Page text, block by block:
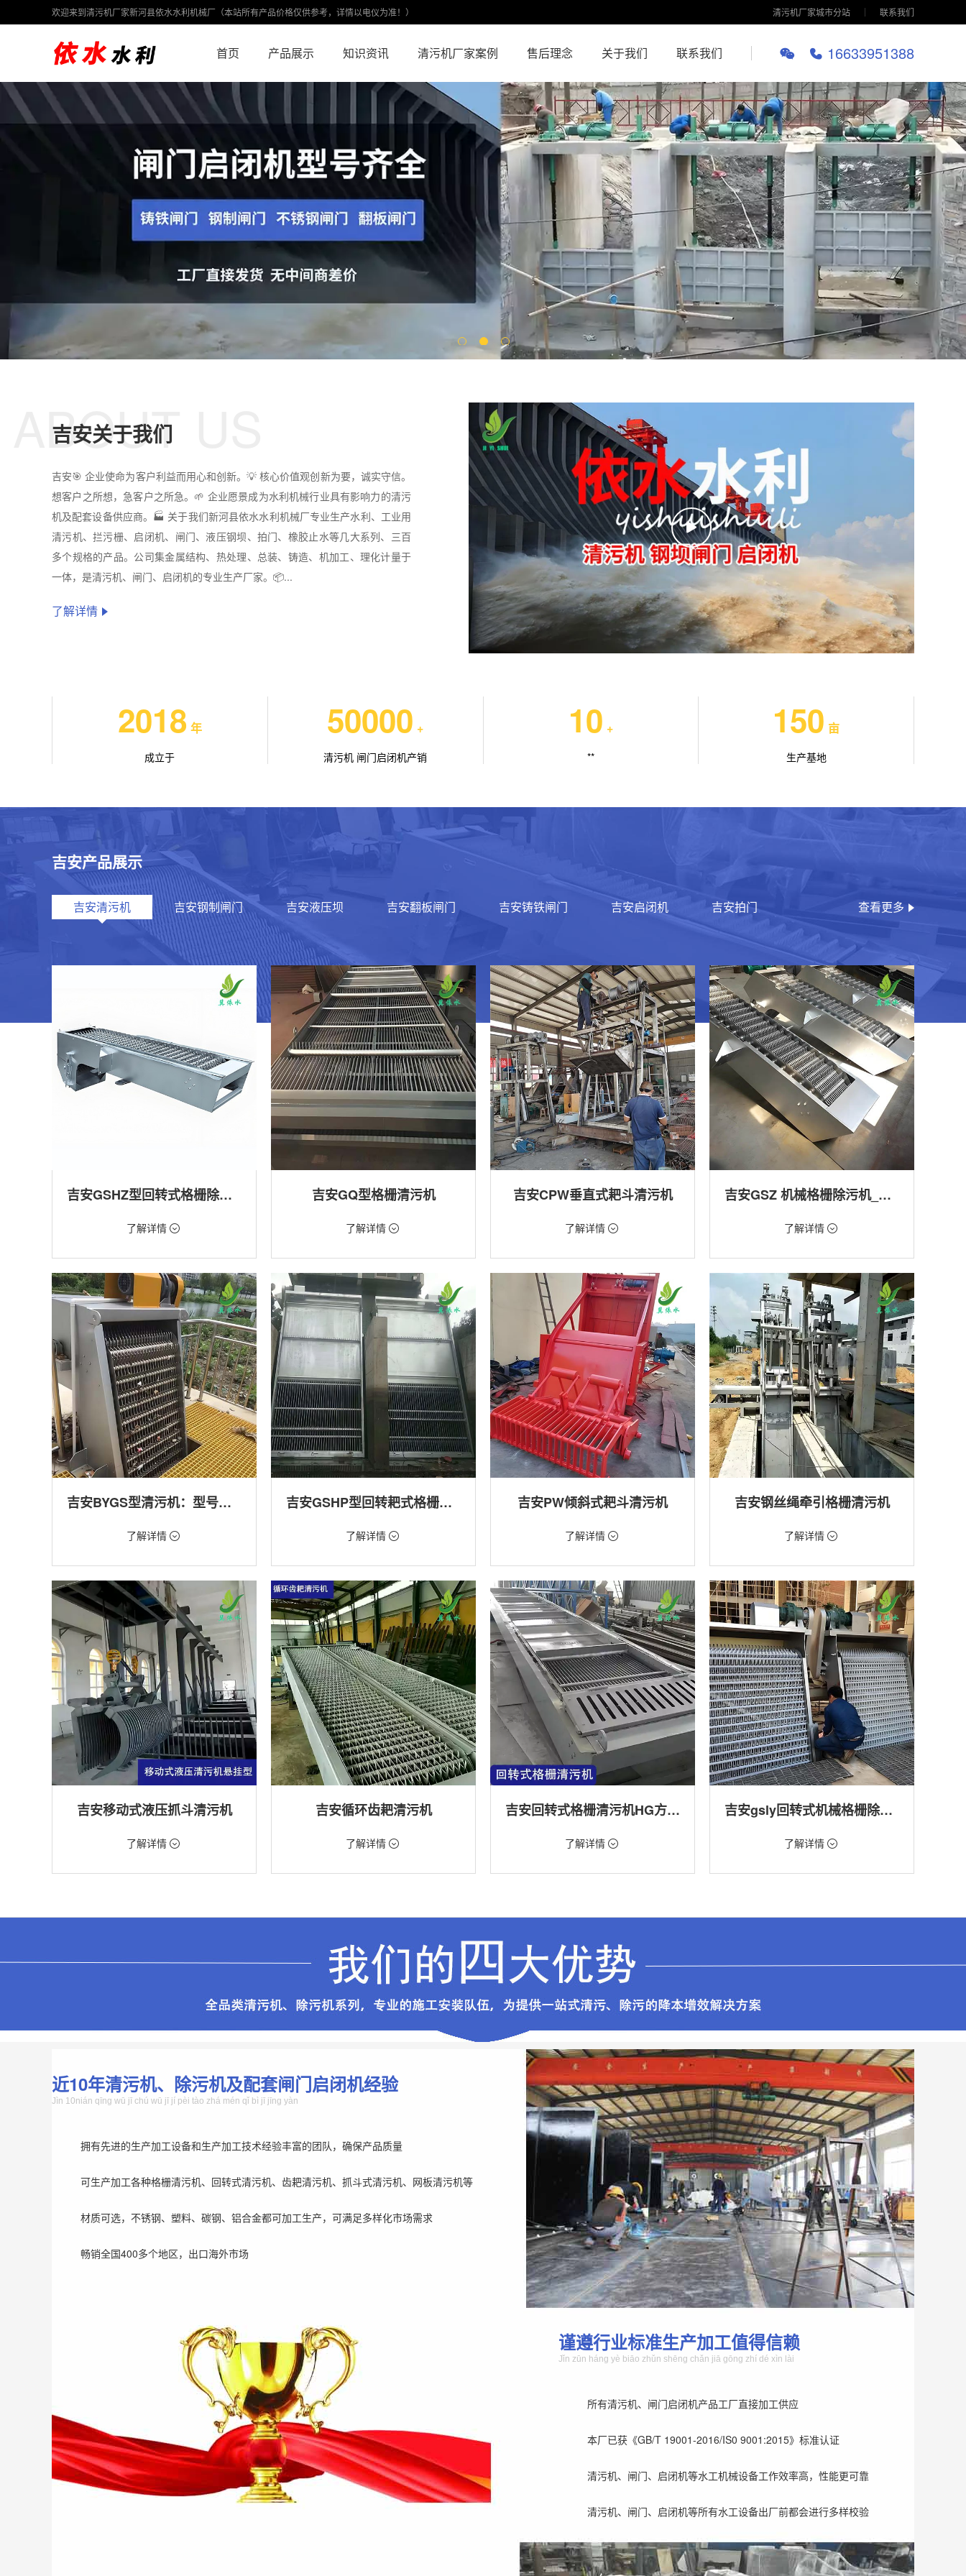
欢迎来到清污机厂家新河县依水水利机械厂（本站所有产品价格仅供参考，详情以电仪为准！） 清污机厂家城市分站 联系我们
16633951388
首页 产品展示 知识资讯 清污机厂家案例 售后理念 关于我们 联系我们
吉安关于我们
ABOUT US
吉安🎯 企业使命为客户利益而用心和创新。💡 核心价值观创新为要，诚实守信。
想客户之所想，急客户之所急。🌱 企业愿景成为水利机械行业具有影响力的清污
机及配套设备供应商。🏭 关于我们新河县依水水利机械厂专业生产水利、工业用
清污机、拦污栅、启闭机、闸门、液压钢坝、拍门、橡胶止水等几大系列、三百
多个规格的产品。公司集金属结构、热处理、总装、铸造、机加工、理化计量于
一体，是清污机、闸门、启闭机的专业生产厂家。📦...
了解详情
2018 年
成立于
50000 +
清污机 闸门启闭机产销
10 +
**
150 亩
生产基地
吉安产品展示
吉安清污机 吉安钢制闸门 吉安液压坝 吉安翻板闸门 吉安铸铁闸门 吉安启闭机 吉安拍门 查看更多
吉安GSHZ型回转式格栅除污机
价格：1.08万/台
机,回转式清污机
用途：泵站,污水处理,水电站,自来水厂,渠道,水
产养殖,化工,纺织,给排水工程
了解详情
吉安GQ型格栅清污机
价格：1899元/台
机
用途：泵站,污水处理,水电站,自来水厂,给排水
工程
了解详情
吉安CPW垂直式耙斗清污机
价格：5268元/台了解详情
吉安GSZ 机械格栅除污机_污水处理拦截设备_型号参数 | 工作原理 | 适用场景详解
价格：1800元/台
机
用途：泵站,污水处理,渠道,河道,化工,纺织,给
排水工程
了解详情
吉安BYGS型清污机：型号多样应用广泛
价格：1.23万/台
机
用途：泵站,污水处理,渠道,化工,纺织
了解详情
吉安GSHP型回转耙式格栅清污机
价格：1.18万/台
机,回转式清污机
用途：泵站,污水处理,水电站,自来水厂,渠道,河
道,防洪排涝
了解详情
吉安PW倾斜式耙斗清污机
价格：1.28万/台了解详情
吉安钢丝绳牵引格栅清污机
价格：2888元/台了解详情
吉安移动式液压抓斗清污机
价格：5698元/台
机
了解详情
吉安循环齿耙清污机
价格：1898元/台
机
了解详情
吉安回转式格栅清污机HG方型-连续式自动清污优选设备
价格：9888元/台
机
了解详情
吉安gsly回转式机械格栅除污机
价格：1.66万/台
机
了解详情
近10年清污机、除污机及配套闸门启闭机经验
Jìn 10nián qīng wū jī chú wū jī jí pèi tào zhá mén qǐ bì jī jīng yàn
拥有先进的生产加工设备和生产加工技术经验丰富的团队，确保产品质量
可生产加工各种格栅清污机、回转式清污机、齿耙清污机、抓斗式清污机、网板清污机等
材质可选，不锈钢、塑料、碳钢、铝合金都可加工生产，可满足多样化市场需求
畅销全国400多个地区，出口海外市场
谨遵行业标准生产加工值得信赖
Jǐn zūn háng yè biāo zhǔn shēng chǎn jiā gōng zhí dé xìn lài
所有清污机、闸门启闭机产品工厂直接加工供应
本厂已获《GB/T 19001-2016/IS0 9001:2015》标准认证
清污机、闸门、启闭机等水工机械设备工作效率高，性能更可靠
清污机、闸门、启闭机等所有水工设备出厂前都会进行多样校验